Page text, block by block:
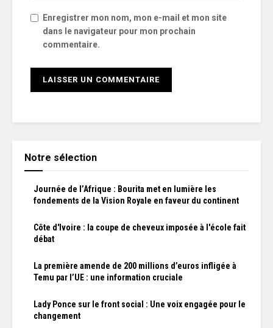
Enregistrer mon nom, mon e-mail et mon site
dans le navigateur pour mon prochain
commentaire.
Notre sélection
Journée de l’Afrique : Bourita met en lumière les
fondements de la Vision Royale en faveur du continent
Côte d'Ivoire : la coupe de cheveux imposée à l'école fait
débat
La première amende de 200 millions d’euros infligée à
Temu par l’UE : une information cruciale
Lady Ponce sur le front social : Une voix engagée pour le
changement